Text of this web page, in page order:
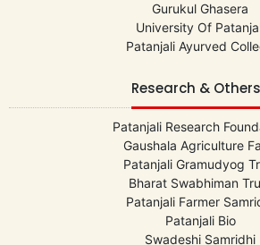
Gurukul Ghasera
University Of
Patanjali Ayurved
Research & Others
Patanjali Research
Gaushala Agriculture
Patanjali Gramudyog
Bharat Swabhiman
Patanjali Farmer
Patanjali Bio
Swadeshi Samridhi